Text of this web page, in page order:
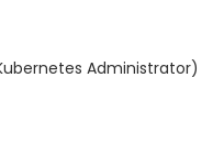
Administrator)